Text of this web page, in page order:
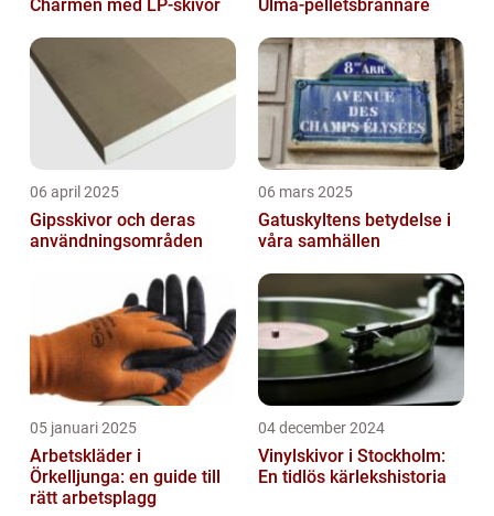
Charmen med LP-skivor
Ulma-pelletsbrännare
06 april 2025
Gipsskivor och deras
användningsområden
06 mars 2025
Gatuskyltens betydelse i
våra samhällen
05 januari 2025
Arbetskläder i
Örkelljunga: en guide till
rätt arbetsplagg
04 december 2024
Vinylskivor i Stockholm:
En tidlös kärlekshistoria